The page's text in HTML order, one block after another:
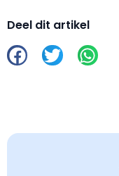
Deel dit artikel